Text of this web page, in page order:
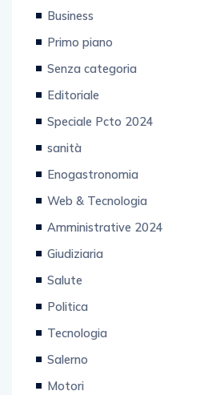
Business
Primo piano
Senza categoria
Editoriale
Speciale Pcto 2024
sanità
Enogastronomia
Web & Tecnologia
Amministrative 2024
Giudiziaria
Salute
Politica
Tecnologia
Salerno
Motori